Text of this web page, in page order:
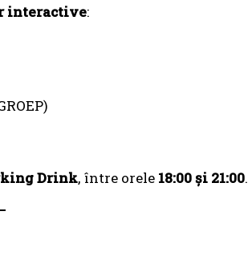
interactive:
Drink, între orele 18:00 și 21:00.